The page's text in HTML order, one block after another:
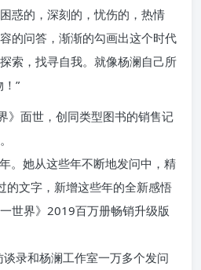
惑的，深刻的，忧伤的，热情
的问答，渐渐的勾画出这个时代
索，找寻自我。就像杨澜自己所
”
面世，创同类型图书的销售记
。她从这些年不断地发问中，精
的文字，新增这些年的全新感悟
世界》2019百万册畅销升级版
录和杨澜工作室一万多个发问